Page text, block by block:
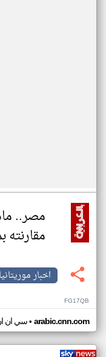
مصر..
اخبار موريتانيا
FG17QB
سي ان• arabic.cnn.com